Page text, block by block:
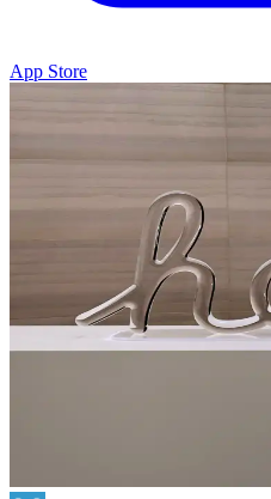
App Store